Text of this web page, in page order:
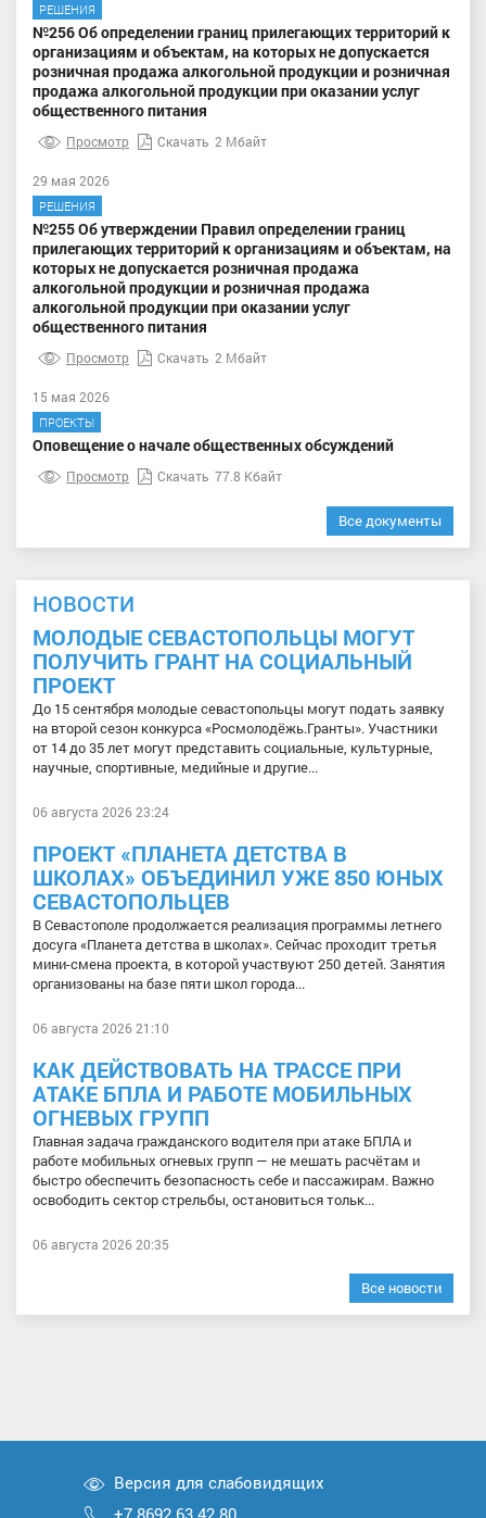
РЕШЕНИЯ
№256 Об определении границ прилегающих территорий к
организациям и объектам, на которых не допускается
розничная продажа алкогольной продукции и розничная
продажа алкогольной продукции при оказании услуг
общественного питания
Просмотр Скачать 2 Мбайт
29 мая 2026
РЕШЕНИЯ
№255 Об утверждении Правил определении границ
прилегающих территорий к организациям и объектам, на
которых не допускается розничная продажа
алкогольной продукции и розничная продажа
алкогольной продукции при оказании услуг
общественного питания
Просмотр Скачать 2 Мбайт
15 мая 2026
ПРОЕКТЫ
Оповещение о начале общественных обсуждений
Просмотр Скачать 77.8 Кбайт
Все документы
НОВОСТИ
МОЛОДЫЕ СЕВАСТОПОЛЬЦЫ МОГУТ
ПОЛУЧИТЬ ГРАНТ НА СОЦИАЛЬНЫЙ
ПРОЕКТ
До 15 сентября молодые севастопольцы могут подать заявку
на второй сезон конкурса «Росмолодёжь.Гранты». Участники
от 14 до 35 лет могут представить социальные, культурные,
научные, спортивные, медийные и другие...
06 августа 2026 23:24
ПРОЕКТ «ПЛАНЕТА ДЕТСТВА В
ШКОЛАХ» ОБЪЕДИНИЛ УЖЕ 850 ЮНЫХ
СЕВАСТОПОЛЬЦЕВ
В Севастополе продолжается реализация программы летнего
досуга «Планета детства в школах». Сейчас проходит третья
мини-смена проекта, в которой участвуют 250 детей. Занятия
организованы на базе пяти школ города...
06 августа 2026 21:10
КАК ДЕЙСТВОВАТЬ НА ТРАССЕ ПРИ
АТАКЕ БПЛА И РАБОТЕ МОБИЛЬНЫХ
ОГНЕВЫХ ГРУПП
Главная задача гражданского водителя при атаке БПЛА и
работе мобильных огневых групп — не мешать расчётам и
быстро обеспечить безопасность себе и пассажирам. Важно
освободить сектор стрельбы, остановиться тольк...
06 августа 2026 20:35
Все новости
Версия для слабовидящих
+7 8692 63 42 80